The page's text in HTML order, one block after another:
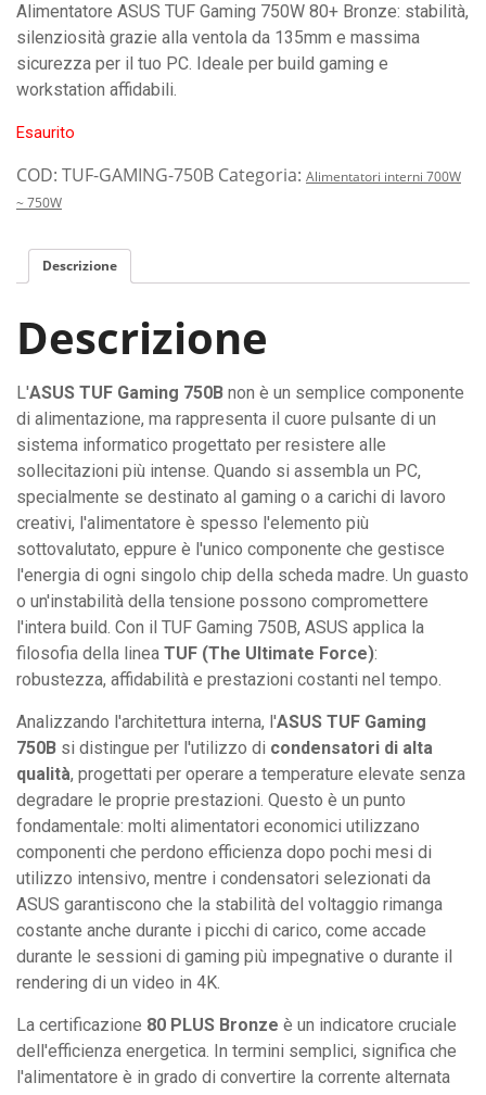
Alimentatore ASUS TUF Gaming 750W 80+ Bronze: stabilità,
silenziosità grazie alla ventola da 135mm e massima
sicurezza per il tuo PC. Ideale per build gaming e
workstation affidabili.
Esaurito
COD: TUF-GAMING-750B Categoria: Alimentatori interni 700W
~ 750W
Descrizione
Descrizione
L'ASUS TUF Gaming 750B non è un semplice componente
di alimentazione, ma rappresenta il cuore pulsante di un
sistema informatico progettato per resistere alle
sollecitazioni più intense. Quando si assembla un PC,
specialmente se destinato al gaming o a carichi di lavoro
creativi, l'alimentatore è spesso l'elemento più
sottovalutato, eppure è l'unico componente che gestisce
l'energia di ogni singolo chip della scheda madre. Un guasto
o un'instabilità della tensione possono compromettere
l'intera build. Con il TUF Gaming 750B, ASUS applica la
filosofia della linea TUF (The Ultimate Force):
robustezza, affidabilità e prestazioni costanti nel tempo.
Analizzando l'architettura interna, l'ASUS TUF Gaming
750B si distingue per l'utilizzo di condensatori di alta
qualità, progettati per operare a temperature elevate senza
degradare le proprie prestazioni. Questo è un punto
fondamentale: molti alimentatori economici utilizzano
componenti che perdono efficienza dopo pochi mesi di
utilizzo intensivo, mentre i condensatori selezionati da
ASUS garantiscono che la stabilità del voltaggio rimanga
costante anche durante i picchi di carico, come accade
durante le sessioni di gaming più impegnative o durante il
rendering di un video in 4K.
La certificazione 80 PLUS Bronze è un indicatore cruciale
dell'efficienza energetica. In termini semplici, significa che
l'alimentatore è in grado di convertire la corrente alternata